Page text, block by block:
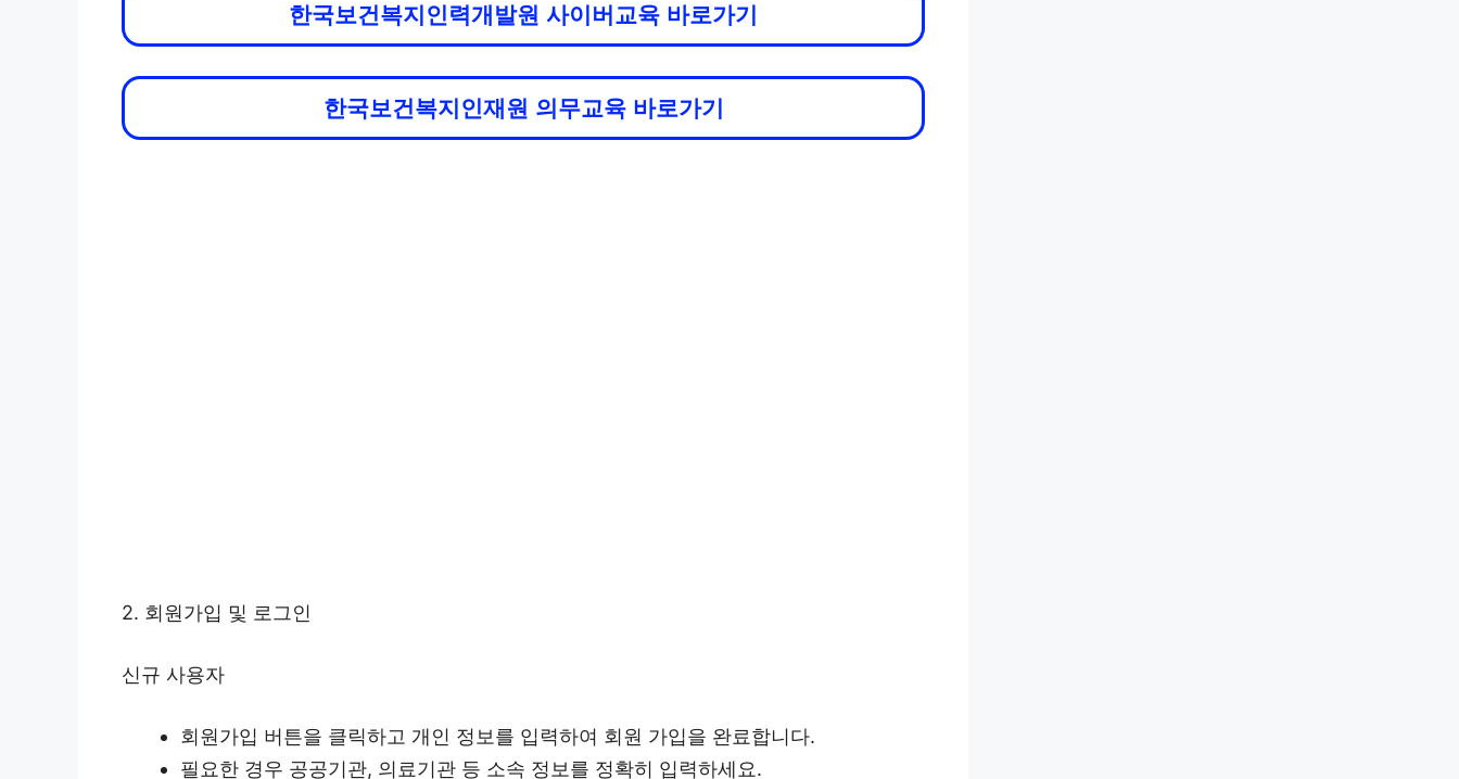
한국보건복지인력개발원 사이버교육 바로가기
한국보건복지인재원 의무교육 바로가기
2. 회원가입 및 로그인
신규 사용자
회원가입 버튼을 클릭하고 개인 정보를 입력하여 회원 가입을 완료합니다.
필요한 경우 공공기관, 의료기관 등 소속 정보를 정확히 입력하세요.